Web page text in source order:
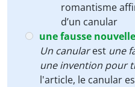
romantisme
d’un canular
une fausse
Un canularest une
une invention pour
l'article, le canular